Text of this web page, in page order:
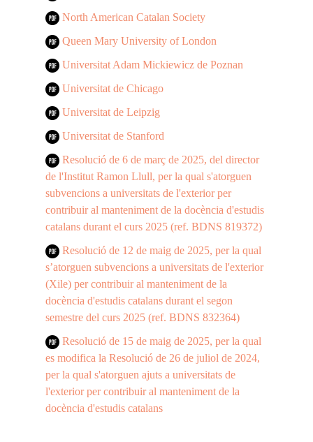
North American Catalan Society
Queen Mary University of London
Universitat Adam Mickiewicz de Poznan
Universitat de Chicago
Universitat de Leipzig
Universitat de Stanford
Resolució de 6 de març de 2025, del director
de l'Institut Ramon Llull, per la qual s'atorguen
subvencions a universitats de l'exterior per
contribuir al manteniment de la docència d'estudis
catalans durant el curs 2025 (ref. BDNS 819372)
Resolució de 12 de maig de 2025, per la qual
s’atorguen subvencions a universitats de l'exterior
(Xile) per contribuir al manteniment de la
docència d'estudis catalans durant el segon
semestre del curs 2025 (ref. BDNS 832364)
Resolució de 15 de maig de 2025, per la qual
es modifica la Resolució de 26 de juliol de 2024,
per la qual s'atorguen ajuts a universitats de
l'exterior per contribuir al manteniment de la
docència d'estudis catalans